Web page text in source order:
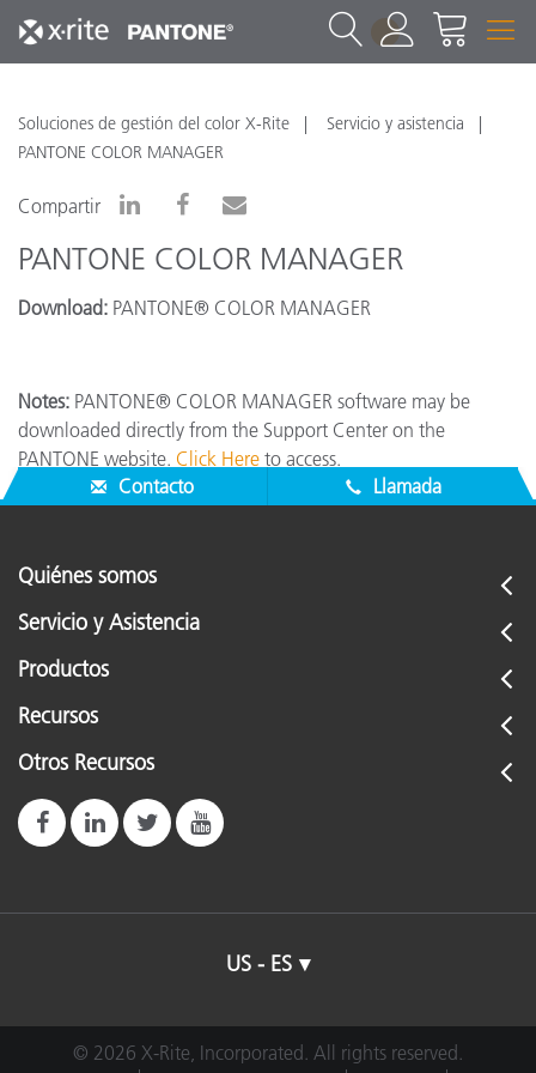
1
Soluciones de gestión del color X-Rite
Servicio y asistencia
PANTONE COLOR MANAGER
Compartir
PANTONE COLOR MANAGER
Download: PANTONE® COLOR MANAGER
Notes: PANTONE® COLOR MANAGER software may be
downloaded directly from the Support Center on the
PANTONE website. Click Here to access.
Contacto
Llamada
Quiénes somos
Servicio y Asistencia
Productos
Recursos
Otros Recursos
US - ES
© 2026 X-Rite, Incorporated. All rights reserved.